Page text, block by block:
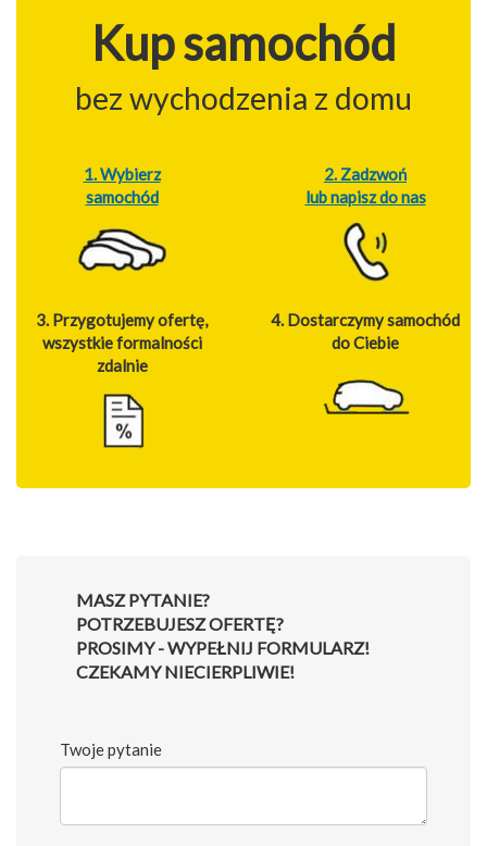
Kup samochód
bez wychodzenia z domu
1. Wybierz
samochód
2. Zadzwoń
lub napisz do nas
3. Przygotujemy ofertę,
wszystkie formalności
zdalnie
4. Dostarczymy samochód
do Ciebie
MASZ PYTANIE?
POTRZEBUJESZ OFERTĘ?
PROSIMY - WYPEŁNIJ FORMULARZ!
CZEKAMY NIECIERPLIWIE!
Twoje pytanie